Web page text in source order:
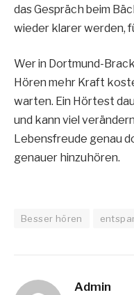
das Gespräch beim
wieder klarer werden,
Wer in Dortmund-
Hören mehr Kraft
warten. Ein Hörtest
und kann viel
Lebensfreude genau
genauer hinzuhören.
Besser hören
Admin